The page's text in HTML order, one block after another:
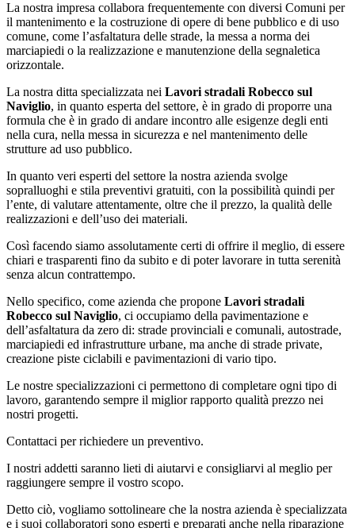
La nostra impresa collabora frequentemente con diversi Comuni per
il mantenimento e la costruzione di opere di bene pubblico e di uso
comune, come l’asfaltatura delle strade, la messa a norma dei
marciapiedi o la realizzazione e manutenzione della segnaletica
orizzontale.
La nostra ditta specializzata nei Lavori stradali Robecco sul
Naviglio, in quanto esperta del settore, è in grado di proporre una
formula che è in grado di andare incontro alle esigenze degli enti
nella cura, nella messa in sicurezza e nel mantenimento delle
strutture ad uso pubblico.
In quanto veri esperti del settore la nostra azienda svolge
sopralluoghi e stila preventivi gratuiti, con la possibilità quindi per
l’ente, di valutare attentamente, oltre che il prezzo, la qualità delle
realizzazioni e dell’uso dei materiali.
Così facendo siamo assolutamente certi di offrire il meglio, di essere
chiari e trasparenti fino da subito e di poter lavorare in tutta serenità
senza alcun contrattempo.
Nello specifico, come azienda che propone Lavori stradali
Robecco sul Naviglio, ci occupiamo della pavimentazione e
dell’asfaltatura da zero di: strade provinciali e comunali, autostrade,
marciapiedi ed infrastrutture urbane, ma anche di strade private,
creazione piste ciclabili e pavimentazioni di vario tipo.
Le nostre specializzazioni ci permettono di completare ogni tipo di
lavoro, garantendo sempre il miglior rapporto qualità prezzo nei
nostri progetti.
Contattaci per richiedere un preventivo.
I nostri addetti saranno lieti di aiutarvi e consigliarvi al meglio per
raggiungere sempre il vostro scopo.
Detto ciò, vogliamo sottolineare che la nostra azienda è specializzata
e i suoi collaboratori sono esperti e preparati anche nella riparazione